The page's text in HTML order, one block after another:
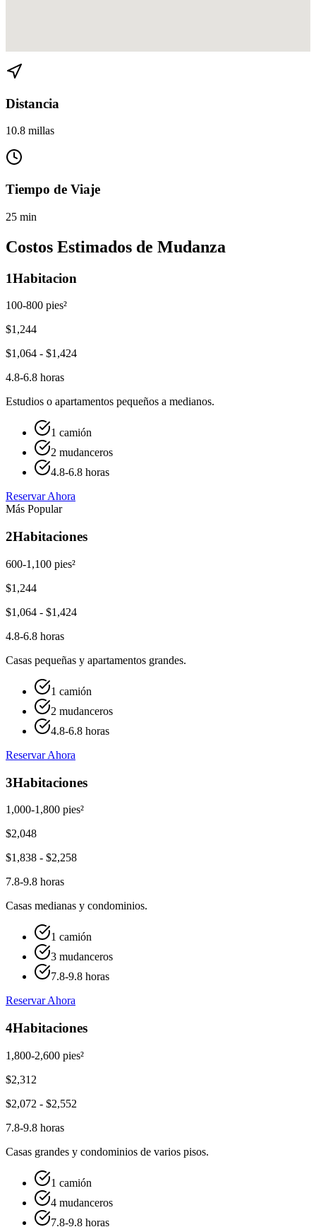
Distancia
10.8 millas
Tiempo de Viaje
25 min
Costos Estimados de Mudanza
1Habitacion
100-800 pies²
$1,244
$1,064 - $1,424
4.8-6.8 horas
Estudios o apartamentos pequeños a medianos.
1 camión
2 mudanceros
4.8-6.8 horas
Reservar Ahora
Más Popular
2Habitaciones
600-1,100 pies²
$1,244
$1,064 - $1,424
4.8-6.8 horas
Casas pequeñas y apartamentos grandes.
1 camión
2 mudanceros
4.8-6.8 horas
Reservar Ahora
3Habitaciones
1,000-1,800 pies²
$2,048
$1,838 - $2,258
7.8-9.8 horas
Casas medianas y condominios.
1 camión
3 mudanceros
7.8-9.8 horas
Reservar Ahora
4Habitaciones
1,800-2,600 pies²
$2,312
$2,072 - $2,552
7.8-9.8 horas
Casas grandes y condominios de varios pisos.
1 camión
4 mudanceros
7.8-9.8 horas